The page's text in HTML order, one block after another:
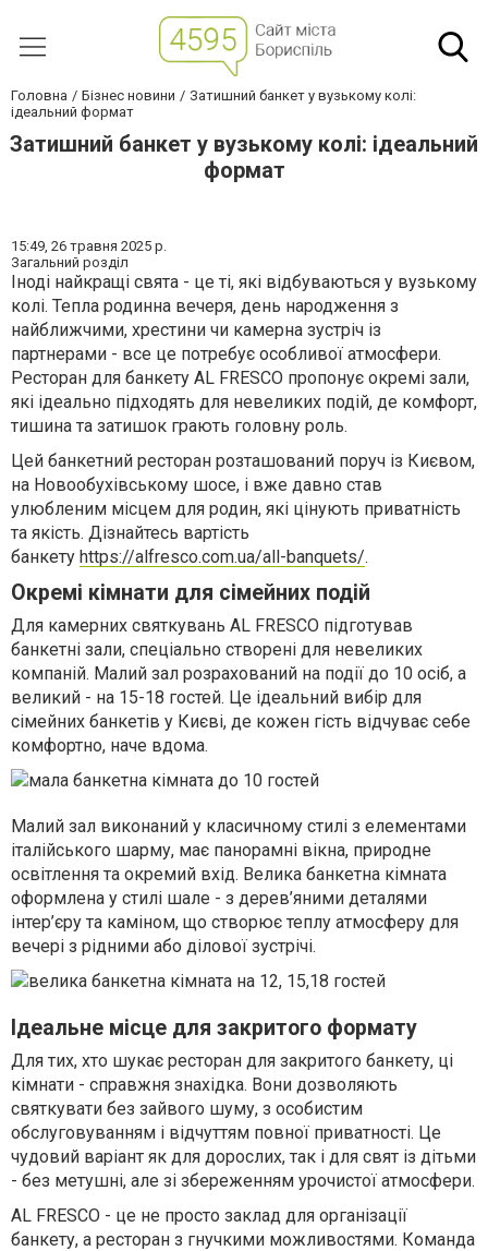
Головна Бізнес новини
Затишний банкет у вузькому колі:
ідеальний формат
Затишний банкет у вузькому колі: ідеальний
формат
15:49, 26 травня 2025 р.
Загальний розділ
Іноді найкращі свята - це ті, які відбуваються у вузькому
колі. Тепла родинна вечеря, день народження з
найближчими, хрестини чи камерна зустріч із
партнерами - все це потребує особливої атмосфери.
Ресторан для банкету AL FRESCO пропонує окремі зали,
які ідеально підходять для невеликих подій, де комфорт,
тишина та затишок грають головну роль.
Цей банкетний ресторан розташований поруч із Києвом,
на Новообухівському шосе, і вже давно став
улюбленим місцем для родин, які цінують приватність
та якість. Дізнайтесь вартість
банкету https://alfresco.com.ua/all-banquets/.
Окремі кімнати для сімейних подій
Для камерних святкувань AL FRESCO підготував
банкетні зали, спеціально створені для невеликих
компаній. Малий зал розрахований на події до 10 осіб, а
великий - на 15-18 гостей. Це ідеальний вибір для
сімейних банкетів у Києві, де кожен гість відчуває себе
комфортно, наче вдома.
Малий зал виконаний у класичному стилі з елементами
італійського шарму, має панорамні вікна, природне
освітлення та окремий вхід. Велика банкетна кімната
оформлена у стилі шале - з дерев’яними деталями
інтер’єру та каміном, що створює теплу атмосферу для
вечері з рідними або ділової зустрічі.
Ідеальне місце для закритого формату
Для тих, хто шукає ресторан для закритого банкету, ці
кімнати - справжня знахідка. Вони дозволяють
святкувати без зайвого шуму, з особистим
обслуговуванням і відчуттям повної приватності. Це
чудовий варіант як для дорослих, так і для свят із дітьми
- без метушні, але зі збереженням урочистої атмосфери.
AL FRESCO - це не просто заклад для організації
банкету, а ресторан з гнучкими можливостями. Команда